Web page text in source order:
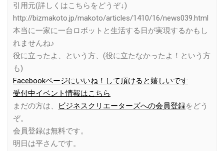
引用元(詳しくはこちらをどうぞ↓)
http://bizmakoto.jp/makoto/articles/1410/16/news039.html
本当に一家に一台ロボットと生活する日が実現するかもし
れませんね♪
役に立ったよ、という方、(役に立たなかったよ！という方
も)
Facebookページにいいね！して頂けると嬉しいです
受付中イベント情報はこちら
まだの方は、
ビジネスクリエーターズへの会員登録をどう
ぞ。
会員登録は無料です。
明日は平さんです。